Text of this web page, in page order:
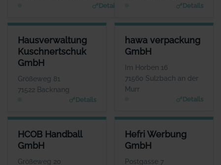
Details Details
Hausverwaltung
Kuschnertschuk
GmbH
Größeweg 81
71522 Backnang
Details
HAUSVERWALTUNG KUSCHNERTSCHUK GMBH
ANSPRECHPARTNER
Frau Christine Kuschnertschuk
WEBSITE
Www.Kuschnertschuk.de
hawa verpackung
GmbH
Im Horben 16
71560 Sulzbach an der
Murr
Details
HAWA VERPACKUNG GMBH
ANSPRECHPARTNER
Herr Aaron Ceskutti
www.hawa-verpackung.d
HCOB Handball
GmbH
Größeweg 20
HCOB HANDBALL GMBH
ANSPRECHPARTNER
Herr Markus Mandlik
Hefri Werbung
GmbH
Postgasse 7
HEFRI WERBUNG GMBH
ANSPRECHPARTNER
Herr Werner Stroh